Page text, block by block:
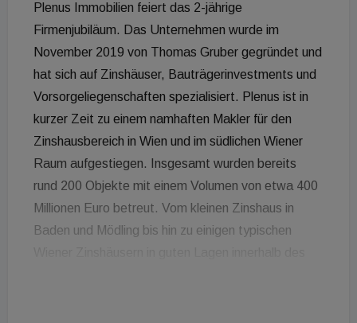
Plenus Immobilien feiert das 2-jährige
Firmenjubiläum. Das Unternehmen wurde im
November 2019 von Thomas Gruber gegründet und
hat sich auf Zinshäuser, Bauträgerinvestments und
Vorsorgeliegenschaften spezialisiert. Plenus ist in
kurzer Zeit zu einem namhaften Makler für den
Zinshausbereich in Wien und im südlichen Wiener
Raum aufgestiegen. Insgesamt wurden bereits
rund 200 Objekte mit einem Volumen von etwa 400
Millionen Euro betreut. Vom kleinen Zinshaus in
Baden und Mödling bis hin zu einigen typischen